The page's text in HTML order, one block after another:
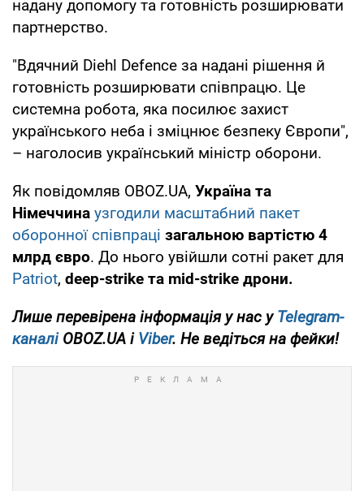
надану допомогу та готовність розширювати
партнерство.
"Вдячний Diehl Defence за надані рішення й
готовність розширювати співпрацю. Це
системна робота, яка посилює захист
українського неба і зміцнює безпеку Європи",
– наголосив український міністр оборони.
Як повідомляв OBOZ.UA, Україна та
Німеччина узгодили масштабний пакет
оборонної співпраці загальною вартістю 4
млрд євро. До нього увійшли сотні ракет для
Patriot, deep-strike та mid-strike дрони.
Лише перевірена інформація у нас уTelegram-
каналіOBOZ.UA і Viber. Не ведіться на фейки!